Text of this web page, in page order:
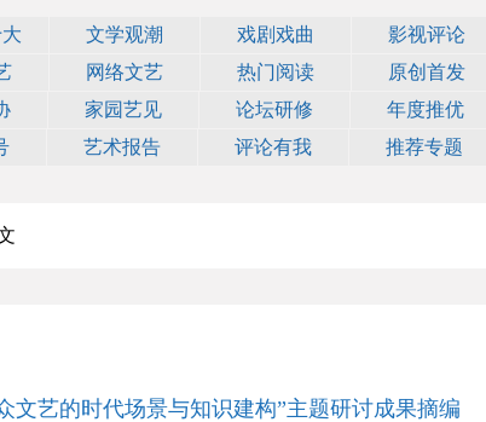
文学观潮 戏剧戏曲 影视评论
网络文艺 热门阅读 原创首发
家园艺见 论坛研修 年度推优
艺术报告 评论有我 推荐专题
文艺的时代场景与知识建构”主题研讨成果摘编